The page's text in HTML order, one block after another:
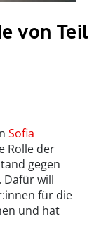
von Teil
Sofia
Rolle der
gegen
Dafür will
für die
und hat